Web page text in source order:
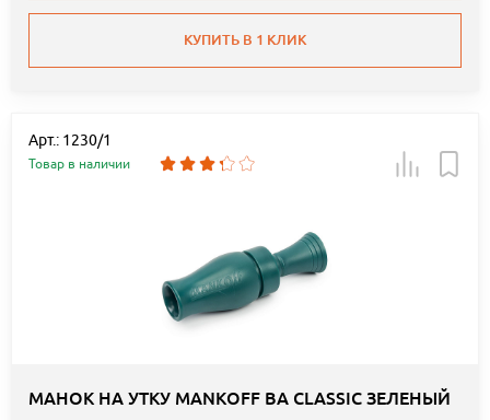
КУПИТЬ В 1 КЛИК
Арт.: 1230/1
Товар в наличии
МАНОК НА УТКУ MANKOFF BA CLASSIC ЗЕЛЕНЫЙ